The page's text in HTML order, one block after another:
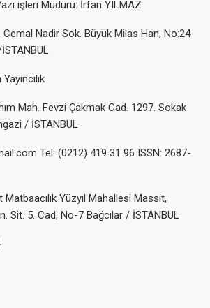
işleri Müdürü: İrfan YILMAZ
Nadir Sok. Büyük Milas Han, No:24
Mah. Fevzi Çakmak Cad. 1297. Sokak
/ İSTANBUL
Tel: (0212) 419 31 96 ISSN: 2687-
Yüzyıl Mahallesi Massit,
Sit. 5. Cad, No-7 Bağcılar / İSTANBUL